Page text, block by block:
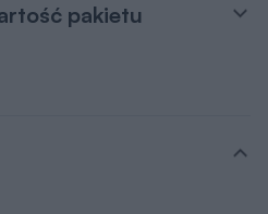
pakietu